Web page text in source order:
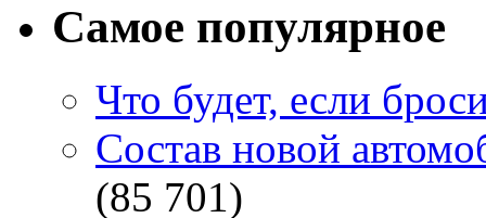
Самое популярное
Что будет, если
Состав новой
(85 701)